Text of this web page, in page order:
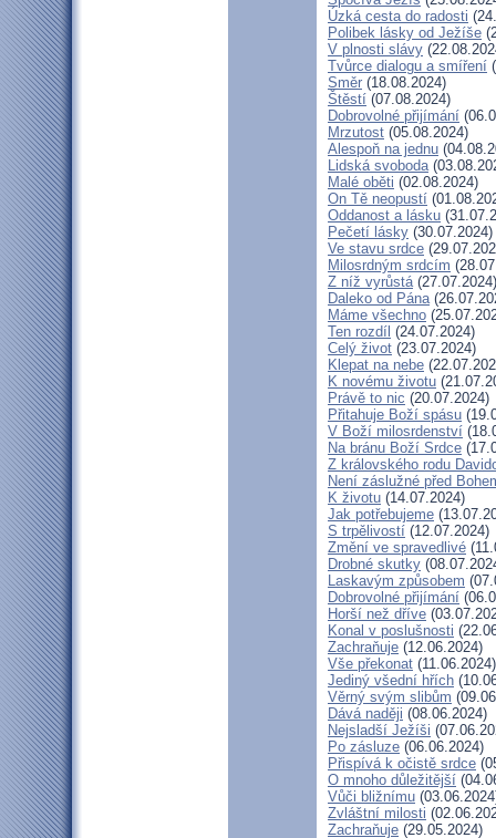
Úzká cesta do radosti
Polibek lásky od Ježíše
V plnosti slávy
Tvůrce dialogu a smíření
Směr (18.08.2024)
Štěstí (07.08.2024)
Dobrovolné přijímání
Mrzutost (05.08.2024)
Alespoň na jednu
Lidská svoboda
Malé oběti (02.08.2024)
On Tě neopustí
Oddanost a lásku
Pečetí lásky (30.07.2024)
Ve stavu srdce
Milosrdným srdcím
Z níž vyrůstá(27.07.2024)
Daleko od Pána
Máme všechno
Ten rozdíl (24.07.2024)
Celý život (23.07.2024)
Klepat na nebe
K novému životu
Právě to nic (20.07.2024)
Přitahuje Boží spásu
V Boží milosrdenství
Na bránu Boží Srdce
Z královského rodu
Není záslužné před
K životu (14.07.2024)
Jak potřebujeme
S trpělivostí (12.07.2024)
Změní ve spravedlivé
Drobné skutky
Laskavým způsobem
Dobrovolné přijímání
Horší než dříve
Konal v poslušnosti
Zachraňuje (12.06.2024)
Vše překonat (11.06.2024)
Jediný všední hřích
Věrný svým slibům
Dává naději (08.06.2024)
Nejsladší Ježíši
Po zásluze (06.06.2024)
Přispívá k očistě srdce
O mnoho důležitější
Vůči bližnímu
Zvláštní milosti
Zachraňuje (29.05.2024)